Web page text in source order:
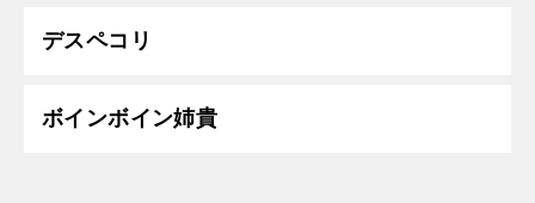
デスペコリ
ボインボイン姉貴